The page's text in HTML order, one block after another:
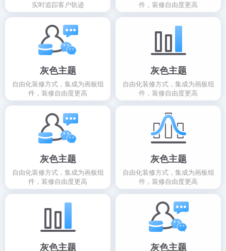
实时追踪客户轨迹
件，装修自由度更高
灰色主题
自由化装修方式，集成为画板组
件，装修自由度更高
灰色主题
自由化装修方式，集成为画板组
件，装修自由度更高
灰色主题
自由化装修方式，集成为画板组
件，装修自由度更高
灰色主题
自由化装修方式，集成为画板组
件，装修自由度更高
灰色主题 灰色主题